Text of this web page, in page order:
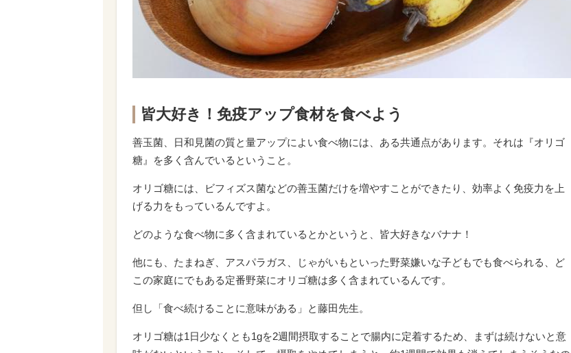
皆大好き！免疫アップ食材を食べよう
善玉菌、日和見菌の質と量アップによい食べ物には、ある共通点があります。それは『オリゴ
糖』を多く含んでいるということ。
オリゴ糖には、ビフィズス菌などの善玉菌だけを増やすことができたり、効率よく免疫力を上
げる力をもっているんですよ。
どのような食べ物に多く含まれているとかというと、皆大好きなバナナ！
他にも、たまねぎ、アスパラガス、じゃがいもといった野菜嫌いな子どもでも食べられる、ど
この家庭にでもある定番野菜にオリゴ糖は多く含まれているんです。
但し「食べ続けることに意味がある」と藤田先生。
オリゴ糖は1日少なくとも1gを2週間摂取することで腸内に定着するため、まずは続けないと意